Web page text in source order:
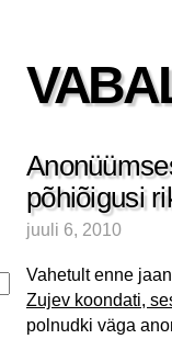
põhiõigusi
juuli 6, 2010
Vahetult enne
Zujev koondati,
polnudki väga